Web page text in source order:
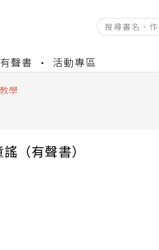
有聲書 活動專區
學
（有聲書）